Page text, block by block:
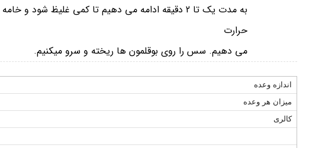
به مدت یک تا 2 دقیقه ادامه می دهیم تا کمی غلیظ
حرارت
می دهیم. سس را روی بوقلمون ها ریخته و سرو میکنیم.
اندازه وعده
میزان هر وعده
کالری